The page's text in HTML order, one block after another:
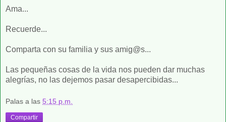
Ama...
Recuerde...
Comparta con su familia y sus amig@s...
Las pequeñas cosas de la vida nos pueden dar muchas
alegrías, no las dejemos pasar desapercibidas...
Palas a las 5:15 p.m.
Compartir